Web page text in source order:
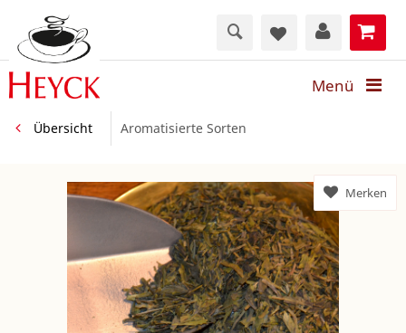
Menü
Übersicht Aromatisierte Sorten
Merken